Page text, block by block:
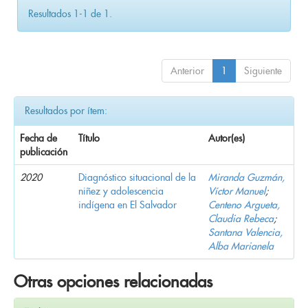
Resultados 1-1 de 1.
Anterior 1 Siguiente
Resultados por ítem:
Fecha de
publicación
Título Autor(es)
2020
Diagnóstico situacional de la
niñez y adolescencia
indígena en El Salvador
Miranda Guzmán,
Víctor Manuel;
Centeno Argueta,
Claudia Rebeca;
Santana Valencia,
Alba Marianela
Otras opciones relacionadas